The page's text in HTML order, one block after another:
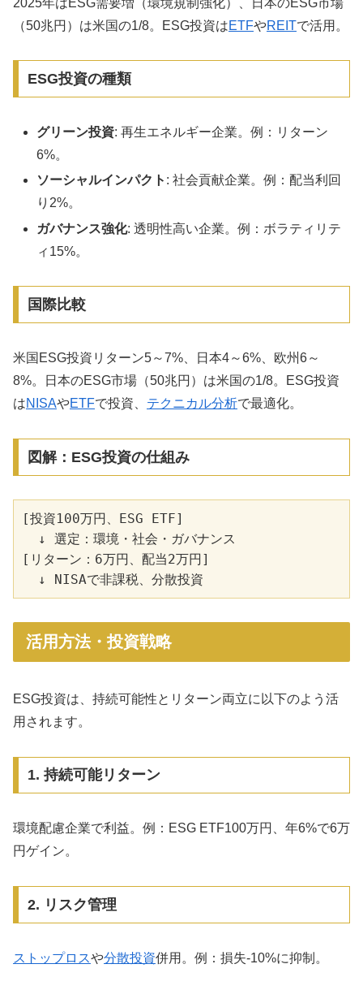
（50兆円）は米国の1/8。ESG投資はETFやREITで活用。
ESG投資の種類
グリーン投資: 再生エネルギー企業。例：リターン
6%。
ソーシャルインパクト : 社会貢献企業。例：配当利回
り2%。
ガバナンス強化: 透明性高い企業。例：ボラティリテ
ィ15%。
国際比較
米国ESG投資リターン5～7%、日本4～6%、欧州6～
8%。日本のESG市場（50兆円）は米国の1/8。ESG投資
はNISAやETFで投資、 テクニカル分析で最適化。
図解：ESG投資の仕組み
[投資100万円、ESG ETF]
  ↓ 選定：環境・社会・ガバナンス
[リターン：6万円、配当2万円]
活用方法・投資戦略
ESG投資は、持続可能性とリターン両立に以下のよう活
用されます。
1. 持続可能リターン
環境配慮企業で利益。例：ESG ETF100万円、年6%で6万
円ゲイン。
2. リスク管理
ストップロスや分散投資併用。例：損失-10%に抑制。